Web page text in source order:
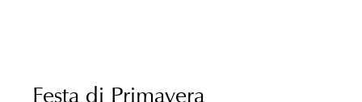
Festa di Primavera